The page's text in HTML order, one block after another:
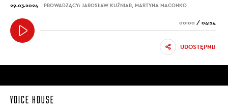
29.03.2024 PROWADZĄCY: JAROSŁAW KUŹNIAR, MARTYNA MACONKO
00:00 / 04:24
UDOSTĘPNIJ